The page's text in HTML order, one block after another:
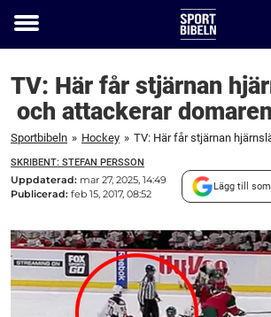
Toggle
TV: Här får stjärnan
och attackerar domaren
Sportbibeln » Hockey »
SKRIBENT: STEFAN PERSSON
Uppdaterad: mar 27, 2025, 14:49
Publicerad: feb 15, 2017, 08:52
Lägg till